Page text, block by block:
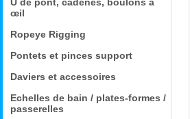
œil
Ropeye Rigging
Pontets et pinces support
Daviers et accessoires
Echelles de bain / plates-formes /
passerelles